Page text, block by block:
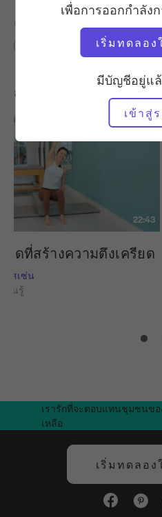
เพื่อการออกกำลั
เริ่มทดลอง
มีบัญชีอยู่แ
เข้าสู่
ค้นหาชั้นเรียนที่คล้ายคลึงกันส
ระดับกลาง 0 -
การออกกำลังกายอื่น ๆ ที่คุ
22:43
ดที่สร้างความตึงเครียด
คัสเซ่น
ยนรู้
เรารักที่จะตอบแทนชุมชนขอ
เหลือ
เริ่มทดลอง